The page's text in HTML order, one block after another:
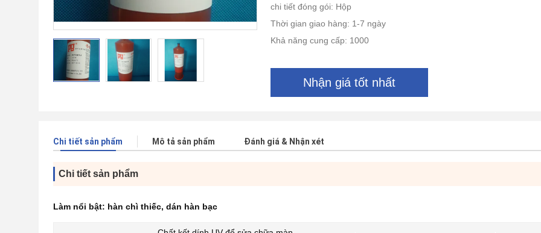
chi tiết đóng gói: Hộp
Thời gian giao hàng: 1-7 ngày
Khả năng cung cấp: 1000
Nhận giá tốt nhất
Chi tiết sản phẩm Mô tả sản phẩm Đánh giá & Nhận xét
Chi tiết sản phẩm
Làm nổi bật: hàn chì thiếc, dán hàn bạc